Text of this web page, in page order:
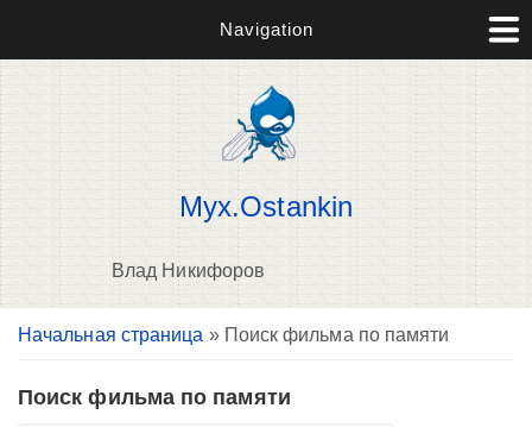
Navigation
Myx.Ostankin
Влад Никифоров
Вы здесь
Начальная страница » Поиск фильма по памяти
Поиск фильма по памяти